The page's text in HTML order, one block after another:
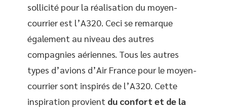
sollicité pour la réalisation du moyen-
courrier est l’A320. Ceci se remarque
également au niveau des autres
compagnies aériennes. Tous les autres
types d’avions d’Air France pour le moyen-
courrier sont inspirés de l’A320. Cette
inspiration provient du confort et de la